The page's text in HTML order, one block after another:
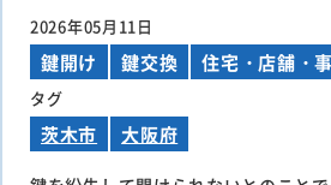
2026年05月11日
鍵開け 鍵交換 住宅・店舗・
タグ
茨木市 大阪府